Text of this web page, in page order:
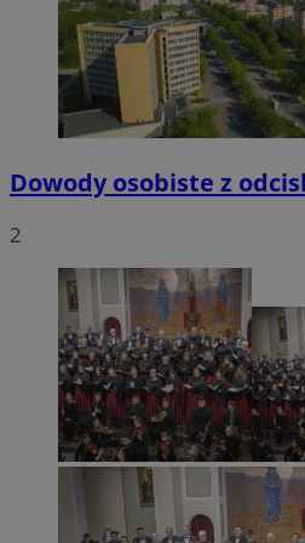
Dowody osobiste z
2
CookieScriptConsent